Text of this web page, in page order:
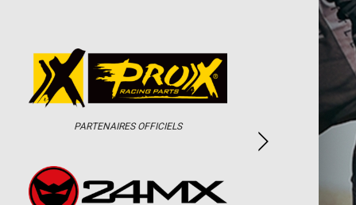
PARTENAIRES OFFICIELS